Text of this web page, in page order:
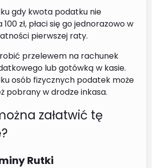
gdy kwota podatku nie
zł, płaci się go jednorazowo w
pierwszej raty.
przelewem na rachunek
lub gotówką w kasie.
osób fizycznych podatek może
pobrany w drodze inkasa.
załatwić tę
Rutki